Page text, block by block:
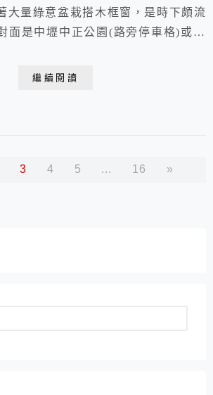
大量綠意盆栽搭木框窗，是時下頗流
面是中壢中正公園(路旁停車格)或停
：03-422-3288│店家粉專請點我 營業
繼續閱讀
3 4 5 ... 16 »